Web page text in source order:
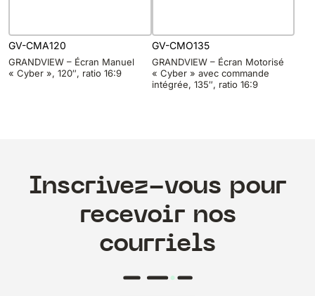
GV-CMA120
GRANDVIEW – Écran Manuel
« Cyber », 120″, ratio 16:9
GV-CMO135
GRANDVIEW – Écran Motorisé
« Cyber » avec commande
intégrée, 135″, ratio 16:9
Inscrivez-vous pour
recevoir nos
courriels